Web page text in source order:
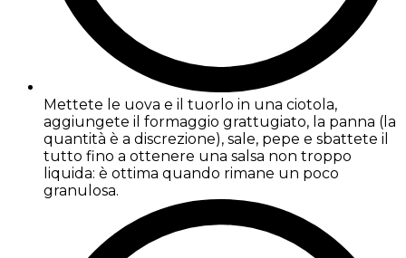
Mettete le uova e il tuorlo in una ciotola,
aggiungete il formaggio grattugiato, la panna (la
quantità è a discrezione), sale, pepe e sbattete il
tutto fino a ottenere una salsa non troppo
liquida: è ottima quando rimane un poco
granulosa.